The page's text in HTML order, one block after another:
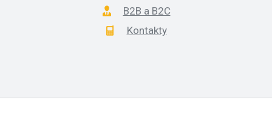
B2B a B2C
Kontakty